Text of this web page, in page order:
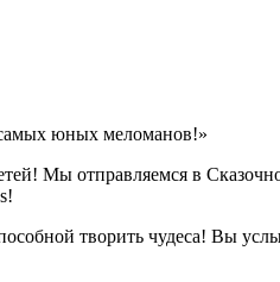
юных меломанов!»
Мы отправляемся в
творить чудеса! Вы